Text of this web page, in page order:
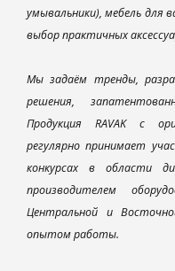
умывальники), мебель для
выбор практичных
Мы задаём тренды,
решения,
Продукция RAVAK с
регулярно принимает
конкурсах в области
производителем
Центральной и
опытом работы.